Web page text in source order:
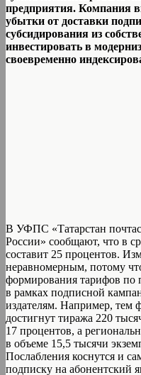
предприятия. Компания
убытки от доставки
субсидирования из
инвестировать в
своевременно
В УФПС «Татарстан
России» сообщают, что в
составит 25 процентов.
неравномерным, потому
формирования тарифов по
в рамках подписной
издателям. Например, тем
достигнут тиража 220
17 процентов, а
в объеме 15,5 тысячи
Послабления коснутся и
подписку на абонентский